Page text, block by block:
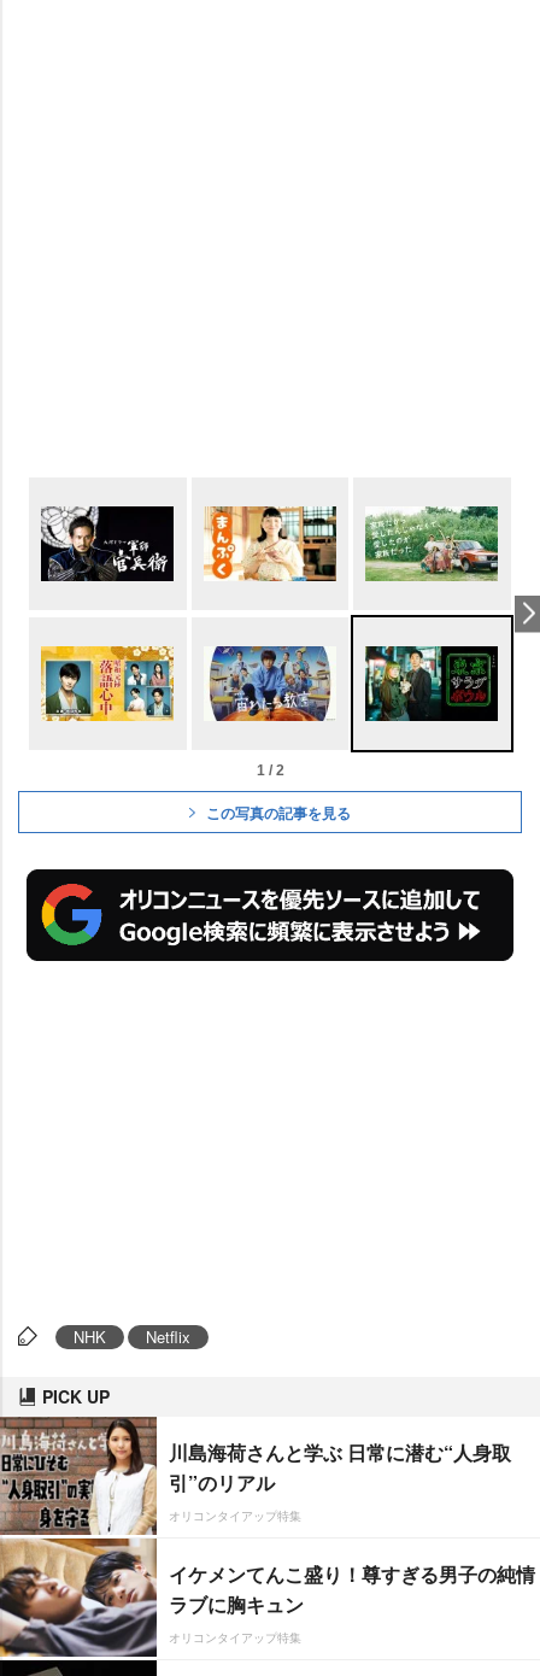
1 / 2
この写真の記事を見る
NHK Netflix
PICK UP
川島海荷さんと学ぶ 日常に潜む“人身取
引”のリアル
オリコンタイアップ特集
イケメンてんこ盛り！尊すぎる男子の純情
ラブに胸キュン
オリコンタイアップ特集